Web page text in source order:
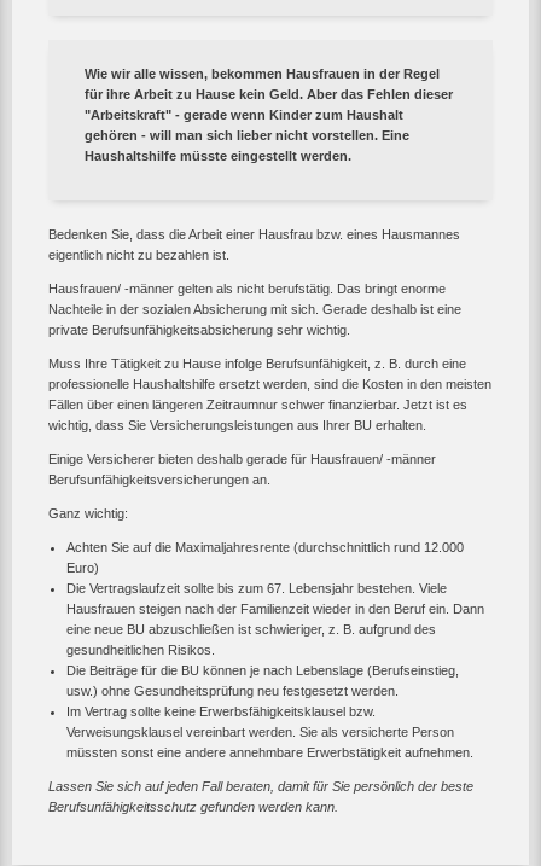
Wie wir alle wissen, bekommen Hausfrauen in der Regel
für ihre Arbeit zu Hause kein Geld. Aber das Fehlen dieser
"Arbeitskraft" - gerade wenn Kinder zum Haushalt
gehören - will man sich lieber nicht vorstellen. Eine
Haushaltshilfe müsste eingestellt werden.
Bedenken Sie, dass die Arbeit einer Hausfrau bzw. eines Hausmannes
eigentlich nicht zu bezahlen ist.
Hausfrauen/ -männer gelten als nicht berufstätig. Das bringt enorme
Nachteile in der sozialen Absicherung mit sich. Gerade deshalb ist eine
private Berufsunfähigkeitsabsicherung sehr wichtig.
Muss Ihre Tätigkeit zu Hause infolge Berufsunfähigkeit, z. B. durch eine
professionelle Haushaltshilfe ersetzt werden, sind die Kosten in den meisten
Fällen über einen längeren Zeitraumnur schwer finanzierbar. Jetzt ist es
wichtig, dass Sie Versicherungsleistungen aus Ihrer BU erhalten.
Einige Versicherer bieten deshalb gerade für Hausfrauen/ -männer
Berufsunfähigkeitsversicherungen an.
Ganz wichtig:
Achten Sie auf die Maximaljahresrente (durchschnittlich rund 12.000
Euro)
Die Vertragslaufzeit sollte bis zum 67. Lebensjahr bestehen. Viele
Hausfrauen steigen nach der Familienzeit wieder in den Beruf ein. Dann
eine neue BU abzuschließen ist schwieriger, z. B. aufgrund des
gesundheitlichen Risikos.
Die Beiträge für die BU können je nach Lebenslage (Berufseinstieg,
usw.) ohne Gesundheitsprüfung neu festgesetzt werden.
Im Vertrag sollte keine Erwerbsfähigkeitsklausel bzw.
Verweisungsklausel vereinbart werden. Sie als versicherte Person
müssten sonst eine andere annehmbare Erwerbstätigkeit aufnehmen.
Lassen Sie sich auf jeden Fall beraten, damit für Sie persönlich der beste
Berufsunfähigkeitsschutz gefunden werden kann.